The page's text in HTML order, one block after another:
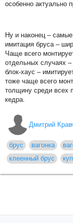
особенно актуально
Ну и наконец –
имитация бруса –
Чаще всего
отдельных случаях –
блок-хаус –
тоже чаще всего
толщину среди всех
кедра.
Дмитрий
брус вагонка
клеенный брус